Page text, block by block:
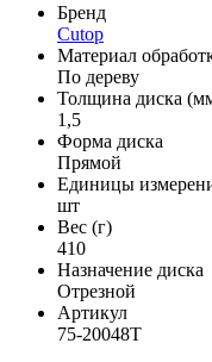
Бренд
Cutop
Материал
По дереву
Толщина диска
1,5
Форма диска
Прямой
Единицы
шт
Вес (г)
410
Назначение диска
Отрезной
Артикул
75-20048Т